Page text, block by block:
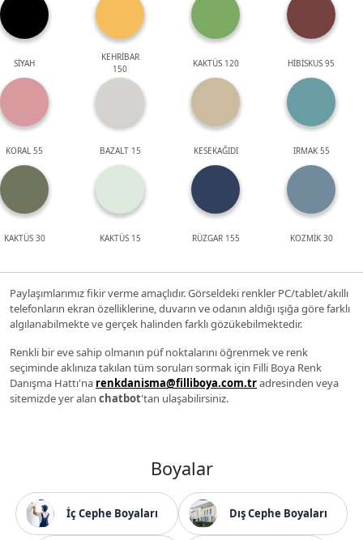
SİYAH
KEHRİBAR
150
KAKTÜS 120 HİBİSKUS 95
KORAL 55 BAZALT 15 KESEKAĞIDI IRMAK 55
KAKTÜS 30 KAKTÜS 15 RÜZGAR 155 KOZMİK 30
Paylaşımlarımız fikir verme amaçlıdır. Görseldeki renkler PC/tablet/akıllı
telefonların ekran özelliklerine, duvarın ve odanın aldığı ışığa göre farklı
algılanabilmekte ve gerçek halinden farklı gözükebilmektedir.
Renkli bir eve sahip olmanın püf noktalarını öğrenmek ve renk
seçiminde aklınıza takılan tüm soruları sormak için Filli Boya Renk
Danışma Hattı'na renkdanisma@filliboya.com.tradresinden veya
sitemizde yer alan chatbot'tan ulaşabilirsiniz.
Boyalar
İç Cephe Boyaları Dış Cephe Boyaları